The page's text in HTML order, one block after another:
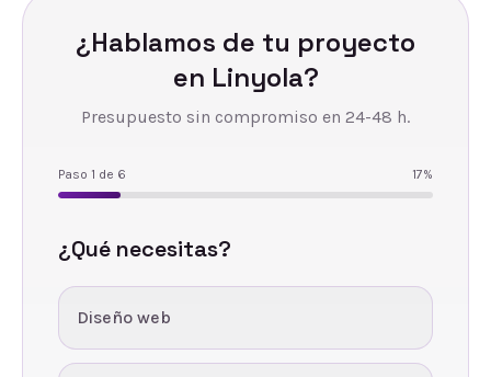
¿Hablamos de tu proyecto
en Linyola?
Presupuesto sin compromiso en 24-48 h.
Paso 1 de 6 17%
¿Qué necesitas?
Diseño web